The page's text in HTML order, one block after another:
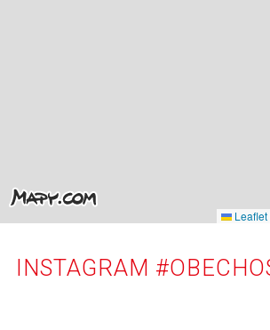
Leaflet
INSTAGRAM